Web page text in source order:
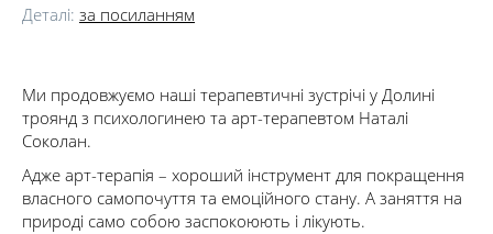
Деталі: за посиланням
Ми продовжуємо наші терапевтичні зустрічі у Долині
троянд з психологинею та арт-терапевтом Наталі
Соколан.
Адже арт-терапія – хороший інструмент для покращення
власного самопочуття та емоційного стану. А заняття на
природі само собою заспокоюють і лікують.